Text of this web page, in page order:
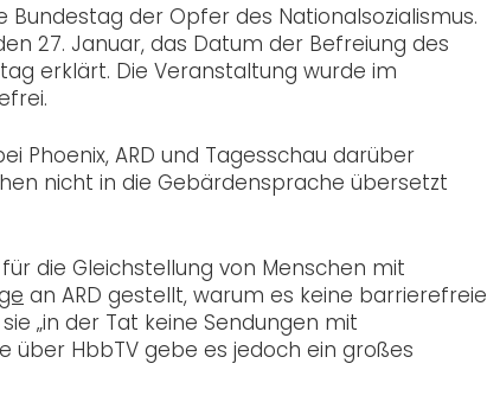
der Opfer des Nationalsozialismus.
27. Januar, das Datum der Befreiung des
erklärt. Die Veranstaltung wurde im
Phoenix, ARD und Tagesschau darüber
nicht in die Gebärdensprache übersetzt
die Gleichstellung von Menschen mit
an ARD gestellt, warum es keine barrierefreie
„in der Tat keine Sendungen mit
über HbbTV gebe es jedoch ein großes